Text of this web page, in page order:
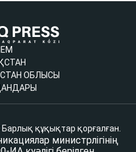
ОБЛЫСЫ
құқықтар қорғалған.
министрлігінің